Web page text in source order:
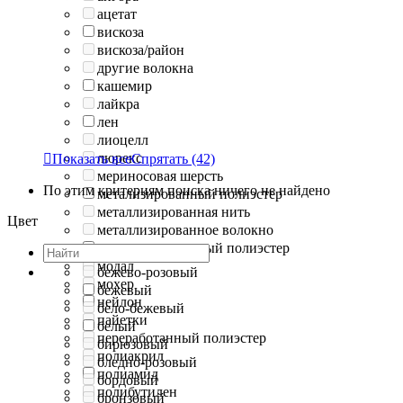
ацетат
вискоза
вискоза/район
другие волокна
кашемир
лайкра
лен
лиоцелл
люрекс
мериносовая шерсть
метализированный полиэстер
металлизированная нить
металлизированное волокно
металлизированный полиэстер
модал
мохер
нейлон
пайетки
переработанный полиэстер
полиакрил
полиамид
полибутилен
Показать всеСпрятать (42)
По этим критериям поиска ничего не найдено
Цвет
бежево-розовый
бежевый
бело-бежевый
белый
бирюзовый
бледно-розовый
бордовый
бронзовый